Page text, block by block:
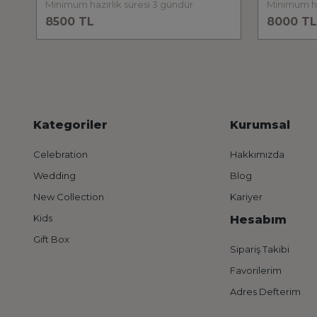
Minimum hazırlık süresi 3 gündür
8500 TL 8000 TL
Kategoriler
Celebration
Wedding
New Collection
Kids
Gift Box
Kurumsal
Hakkımızda
Blog
Kariyer
Hesabım
Sipariş Takibi
Favorilerim
Adres Defterim